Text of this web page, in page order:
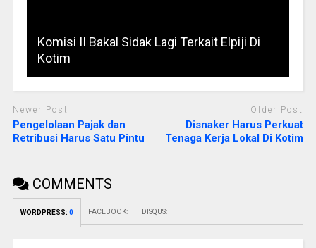
Komisi II Bakal Sidak Lagi Terkait Elpiji Di
Kotim
Newer Post
Pengelolaan Pajak dan
Retribusi Harus Satu Pintu
Older Post
Disnaker Harus Perkuat
Tenaga Kerja Lokal Di Kotim
COMMENTS
WORDPRESS: 0 FACEBOOK: DISQUS: